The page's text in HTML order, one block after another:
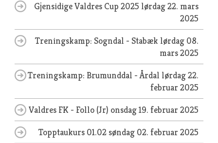
Gjensidige Valdres Cup 2025 lørdag 22. mars
2025
Treningskamp: Sogndal - Stabæk lørdag 08.
mars 2025
Treningskamp: Brumunddal - Årdal lørdag 22.
februar 2025
Valdres FK - Follo (Jr) onsdag 19. februar 2025
Topptaukurs 01.02søndag 02. februar 2025